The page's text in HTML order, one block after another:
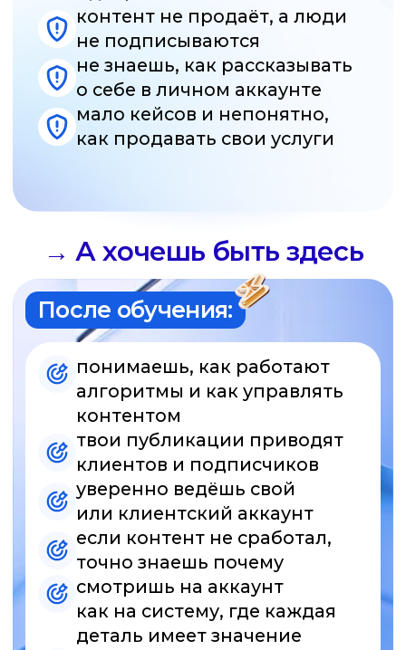
уверенно ведёшь свой
или клиентский аккаунт
если контент не сработал,
точно знаешь почему
смотришь на аккаунт
как на систему, где каждая
деталь имеет значение
формируешь свой стиль
Это не онлайн-курс.
Это обучение под твои
запросы
Через SMM. school прошли тысячи студентов,
и мы точно знаем, что нужно каждому.
Мы создаём персональную программу под
твои цели и ведём тебя до результата.
Почему это лучше,
чем обычные курсы:
никакой водыи тем, которые
ты уже знаешь